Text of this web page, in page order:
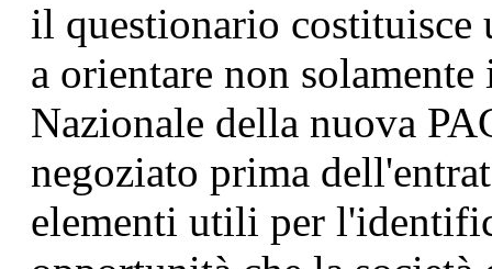
il questionario costituisce
a orientare non
Nazionale della nuova
negoziato prima
elementi utili per